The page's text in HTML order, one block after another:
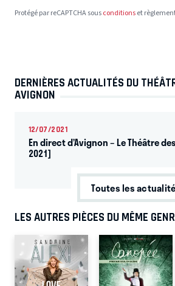
Protégé par reCAPTCHA sousconditionset
DERNIÈRES ACTUALITÉS DU
AVIGNON
12/07/2021
En direct d’Avignon – Le Théâtre
2021]
Toutes les
LES AUTRES PIÈCES DU MÊME